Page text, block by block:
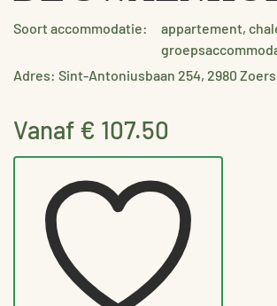
Soort accommodatie:
appartement,
Adres: Sint-Antoniusbaan 254, 2980
Vanaf € 107.50